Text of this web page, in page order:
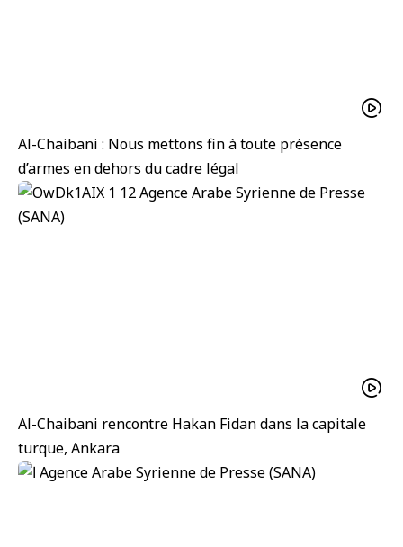
Al-Chaibani : Nous mettons fin à toute présence
d’armes en dehors du cadre légal
Al-Chaibani rencontre Hakan Fidan dans la capitale
turque, Ankara